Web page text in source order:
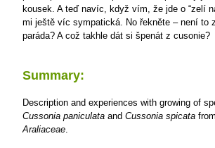
kousek. A teď navíc, když vím, že jde o “zelí
mi ještě víc sympatická. No řekněte – není to
paráda? A což takhle dát si špenát z cusonie?
Summary:
Description and experiences with growing of
Cussonia paniculata and Cussonia spicata
Araliaceae.